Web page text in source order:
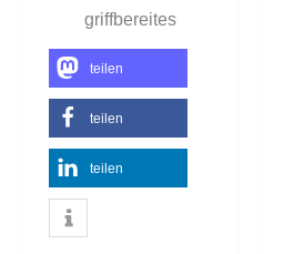
griffbereites
teilen
teilen
teilen